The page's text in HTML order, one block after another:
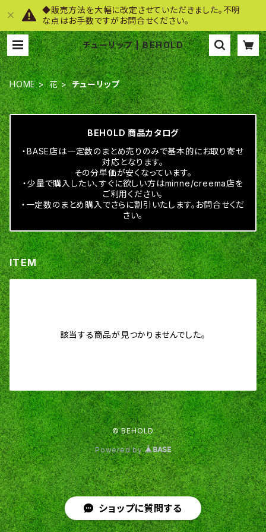
◆販売方法を大幅に改定させていただきました。不明
な点はお手数ですがお問合せください。
チューリップ | BEHOLD
HOME 花 チューリップ
BEHOLD 商品カタログ
・BASE店は一定数のまとめ売りのみで基本的にお取り寄せ
対応となります。
その分単価が安くなっています。
・少量で購入したい、すぐに欲しい方はminne/creema店を
ご利用ください。
・一定数のまとめ購入でさらに割引いたします。お問合せくだ
さい。
ITEM
該当する商品が見つかりませんでした。
© BEHOLD
Powered by
ショップに質問する